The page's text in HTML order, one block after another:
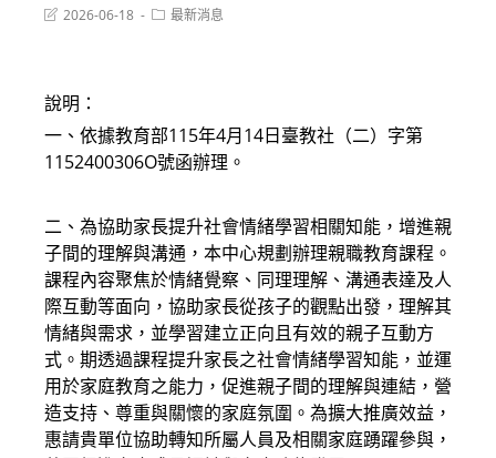
Post2026-06-18
Post最新消息
說明：
一、依據教育部115年4月14日臺教社（二）字第
1152400306O號函辦理。
二、為協助家長提升社會情緒學習相關知能，增進親
子間的理解與溝通，本中心規劃辦理親職教育課程。
課程內容聚焦於情緒覺察、同理理解、溝通表達及人
際互動等面向，協助家長從孩子的觀點出發，理解其
情緒與需求，並學習建立正向且有效的親子互動方
式。期透過課程提升家長之社會情緒學習知能，並運
用於家庭教育之能力，促進親子間的理解與連結，營
造支持、尊重與關懷的家庭氛圍。為擴大推廣效益，
惠請貴單位協助轉知所屬人員及相關家庭踴躍參與，